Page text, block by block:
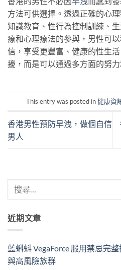
方法可供選擇。透過正確的心
知識教育、性行為控制訓練、
療和心理療法的參與，男性可
信，享受更豐富、健康的性生
擾，而是可以通過多方面的努
This entry was posted in健康資
香港男性預防早洩，做個自信
男人
近期文章
藍蝌蚪 VegaForce 服用禁忌完
與高風險族群